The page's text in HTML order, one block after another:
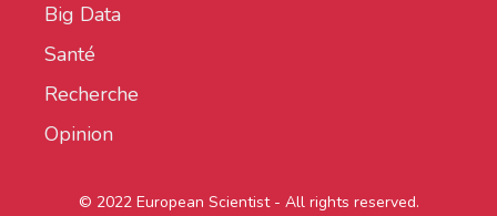
Big Data
Santé
Recherche
Opinion
© 2022 European Scientist - All rights reserved.